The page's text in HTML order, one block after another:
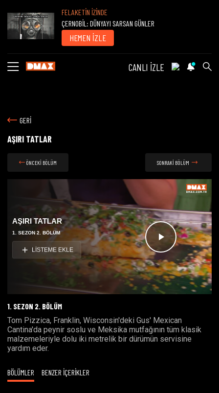
FELAKETİN İZİNDE
ÇERNOBİL: DÜNYAYI SARSAN GÜNLER
HEMEN İZLE
CANLI İZLE
GERİ
AŞIRI TATLAR
ÖNCEKİ BÖLÜM SONRAKİ BÖLÜM
Videoyu
Oynat
AŞIRI TATLAR
1. SEZON 2. BÖLÜM
LİSTEME EKLE
1. SEZON 2. BÖLÜM
Tom Pizzica, Franklin, Wisconsin'deki Gus' Mexican
Cantina'da peynir soslu ve Meksika mutfağının tüm klasik
malzemeleriyle dolu iki metrelik bir dürümün servisine
yardım eder.
BÖLÜMLER BENZER İÇERİKLER